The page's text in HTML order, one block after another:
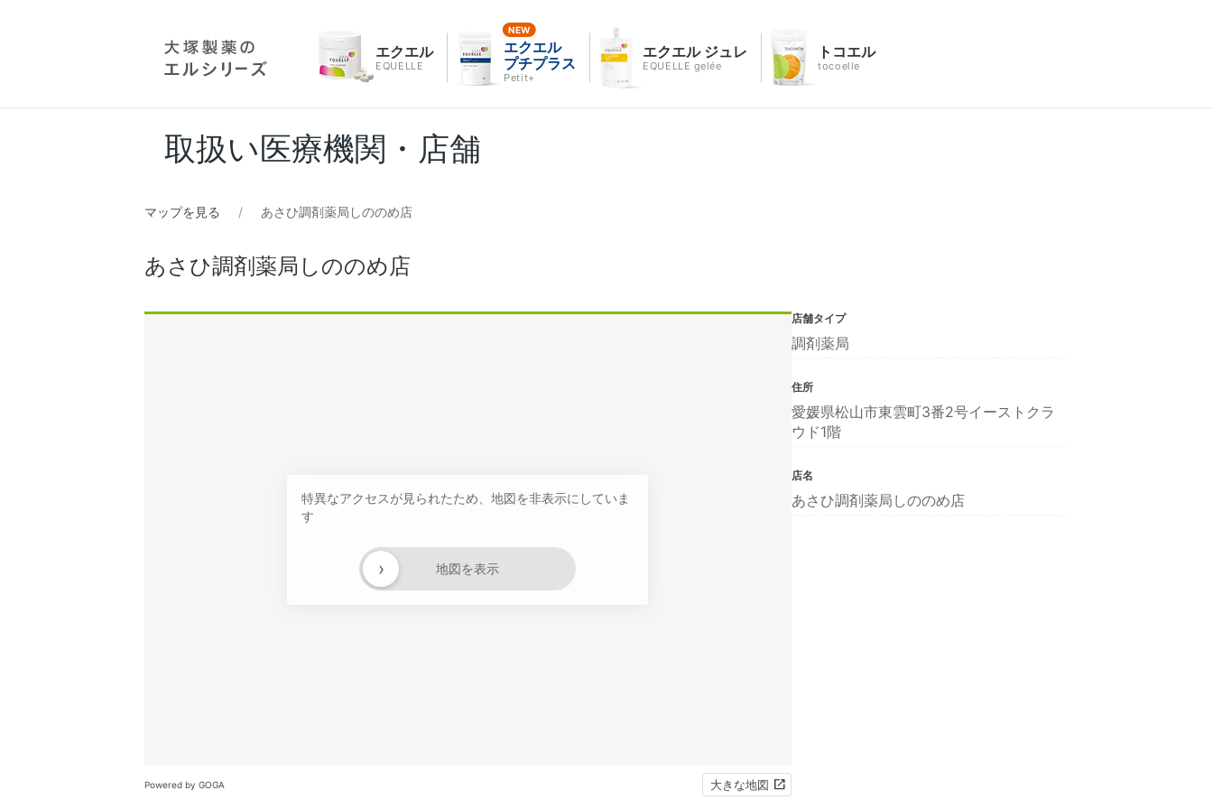
エクエル
EQUELLE
エクエル
プチプラス
Petit+
エクエル ジュレ
EQUELLE gelée
トコエル
tocoelle
取扱い医療機関・店舗
マップを見る あさひ調剤薬局しののめ店
あさひ調剤薬局しののめ店
特異なアクセスが見られたため、地図を非表示にしていま
す
地図を表示
›
Powered by GOGA 大きな地図
店舗タイプ
調剤薬局
住所
愛媛県松山市東雲町3番2号イーストクラ
ウド1階
店名
あさひ調剤薬局しののめ店